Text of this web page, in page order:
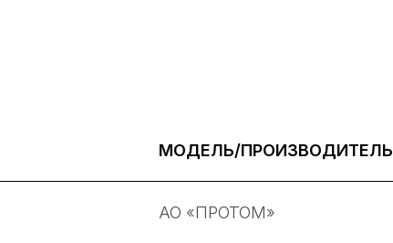
МОДЕЛЬ/ПРОИЗВОДИТЕЛЬ
АО «ПРОТОМ»